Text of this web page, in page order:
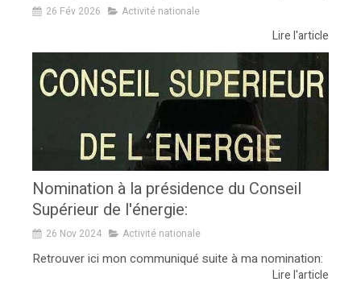
26 Fév 2026 Activité nationale
Lire l'article
Nomination à la présidence du Conseil
Supérieur de l'énergie:
26 Nov 2024 Activité nationale
Retrouver ici mon communiqué suite à ma nomination:
Lire l'article